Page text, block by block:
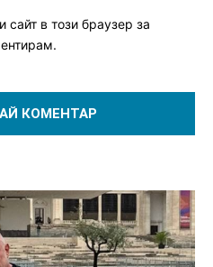
в този браузер за